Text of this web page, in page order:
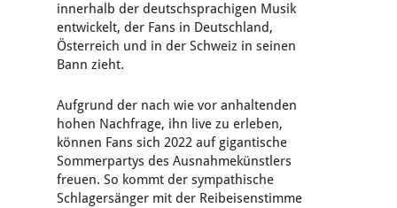
innerhalb der deutschsprachigen Musik
entwickelt, der Fans in Deutschland,
Österreich und in der Schweiz in seinen
Bann zieht.
Aufgrund der nach wie vor anhaltenden
hohen Nachfrage, ihn live zu erleben,
können Fans sich 2022 auf gigantische
Sommerpartys des Ausnahmekünstlers
freuen. So kommt der sympathische
Schlagersänger mit der Reibeisenstimme